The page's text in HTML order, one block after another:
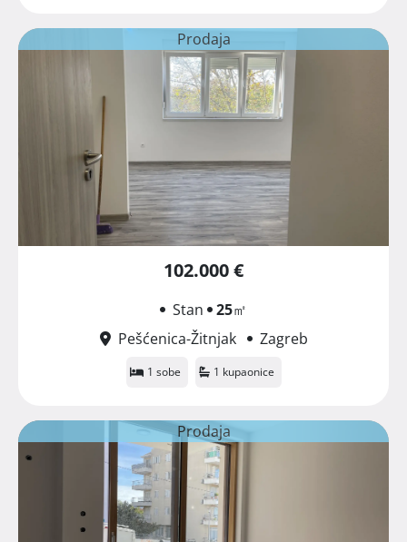
Prodaja
102.000 €
Stan 25㎡
Pešćenica-Žitnjak
Zagreb
1 sobe 1 kupaonice
Prodaja